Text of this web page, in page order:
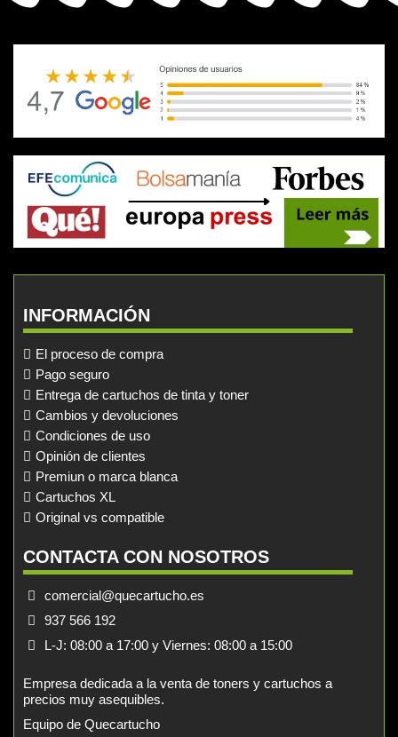
INFORMACIÓN
El proceso de compra
Pago seguro
Entrega de cartuchos de tinta y toner
Cambios y devoluciones
Condiciones de uso
Opinión de clientes
Premiun o marca blanca
Cartuchos XL
Original vs compatible
CONTACTA CON NOSOTROS
comercial@quecartucho.es
937 566 192
L-J: 08:00 a 17:00 y Viernes: 08:00 a 15:00
Empresa dedicada a la venta de toners y cartuchos a
precios muy asequibles.
Equipo de Quecartucho